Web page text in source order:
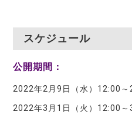
スケジュール
公開期間：
2022年2月9日（水）12:00
2022年3月1日（火）12:00～